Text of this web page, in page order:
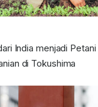
India menjadi
di Tokushima